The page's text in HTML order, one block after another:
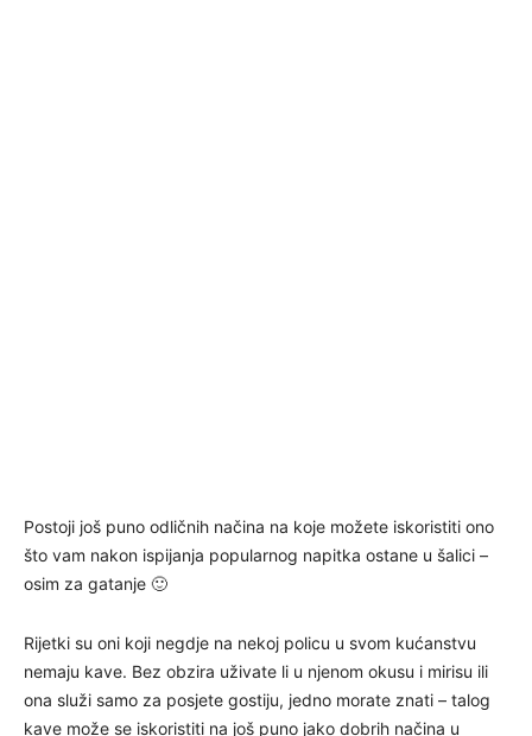
Postoji još puno odličnih načina na koje možete iskoristiti ono
što vam nakon ispijanja popularnog napitka ostane u šalici –
osim za gatanje 🙂
Rijetki su oni koji negdje na nekoj policu u svom kućanstvu
nemaju kave. Bez obzira uživate li u njenom okusu i mirisu ili
ona služi samo za posjete gostiju, jedno morate znati – talog
kave može se iskoristiti na još puno jako dobrih načina u